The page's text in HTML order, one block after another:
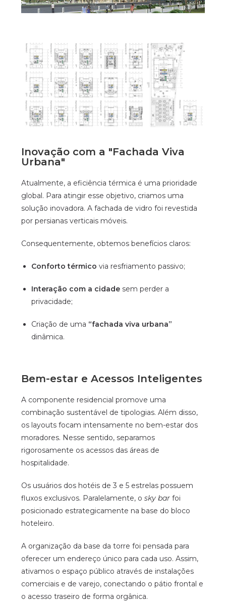
Inovação com a "Fachada Viva
Urbana"
Atualmente, a eficiência térmica é uma prioridade
global. Para atingir esse objetivo, criamos uma
solução inovadora. A fachada de vidro foi revestida
por persianas verticais móveis.
Consequentemente, obtemos benefícios claros:
Conforto térmico via resfriamento passivo;
Interação com a cidade sem perder a
privacidade;
Criação de uma “fachada viva urbana”
dinâmica.
Bem-estar e Acessos Inteligentes
A componente residencial promove uma
combinação sustentável de tipologias. Além disso,
os layouts focam intensamente no bem-estar dos
moradores. Nesse sentido, separamos
rigorosamente os acessos das áreas de
hospitalidade.
Os usuários dos hotéis de 3 e 5 estrelas possuem
fluxos exclusivos. Paralelamente, osky bar foi
posicionado estrategicamente na base do bloco
hoteleiro.
A organização da base da torre foi pensada para
oferecer um endereço único para cada uso. Assim,
ativamos o espaço público através de instalações
comerciais e de varejo, conectando o pátio frontal e
o acesso traseiro de forma orgânica.